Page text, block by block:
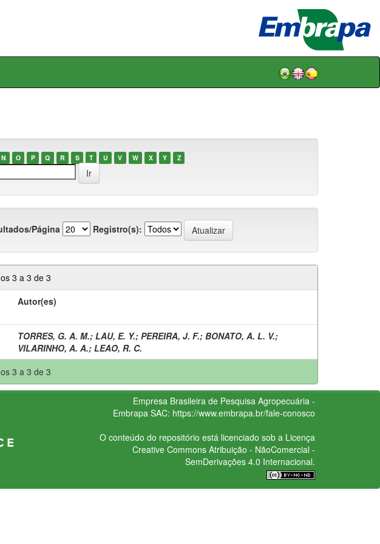
N O P Q R S T U V W X Y Z
Página Registro(s):
3 a 3 de 3
Autor(es)
TORRES, G. A. M.; LAU, E. Y.; PEREIRA, J. F.; BONATO, A. L. V.;
VILARINHO, A. A.; LEAO, R. C.
3 a 3 de 3
Empresa Brasileira de Pesquisa Agropecuária -
Embrapa SAC: https://www.embrapa.br/fale-conosco
O conteúdo do repositório está licenciado sob a Licença
Creative CommonsAtribuição - NãoComercial -
SemDerivações 4.0 Internacional.